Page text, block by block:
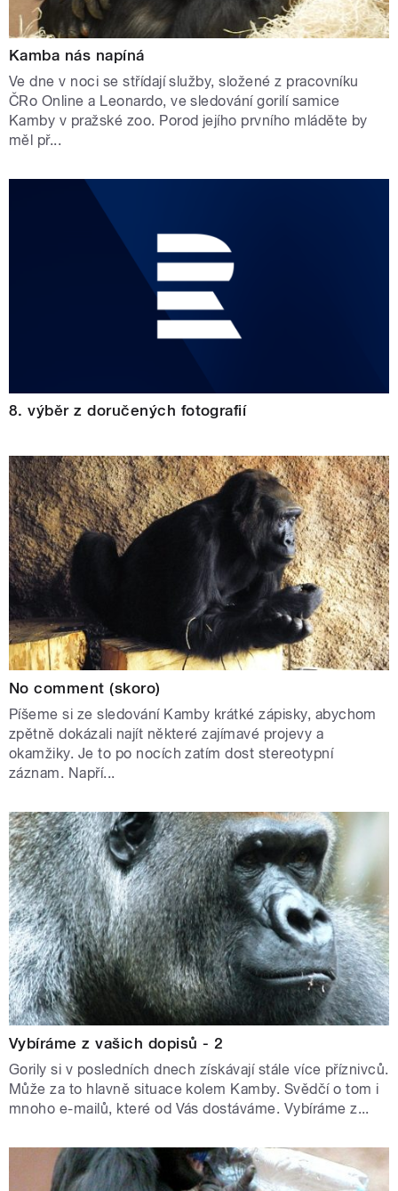
Kamba nás napíná
Ve dne v noci se střídají služby, složené z pracovníku
ČRo Online a Leonardo, ve sledování gorilí samice
Kamby v pražské zoo. Porod jejího prvního mláděte by
měl př...
8. výběr z doručených fotografií
No comment (skoro)
Píšeme si ze sledování Kamby krátké zápisky, abychom
zpětně dokázali najít některé zajímavé projevy a
okamžiky. Je to po nocích zatím dost stereotypní
záznam. Napří...
Vybíráme z vašich dopisů - 2
Gorily si v posledních dnech získávají stále více příznivců.
Může za to hlavně situace kolem Kamby. Svědčí o tom i
mnoho e-mailů, které od Vás dostáváme. Vybíráme z...